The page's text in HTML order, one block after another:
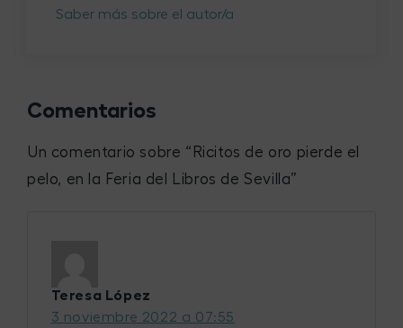
Saber más sobre el autor/a
Comentarios
Un comentario sobre “ Ricitos de oro pierde el
pelo, en la Feria del Libros de Sevilla”
Teresa López
3 noviembre 2022 a 07:55